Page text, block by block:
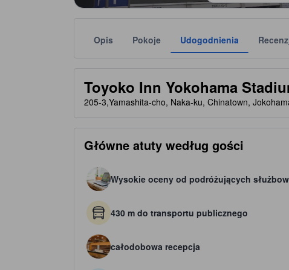
Opis Pokoje Udogodnienia
Toyoko Inn Yokohama
205-3,Yamashita-cho, Naka-ku, Chinatown,
Główne atuty według gości
Wysokie oceny od podróżujących
430 m do transportu publicznego
całodobowa recepcja